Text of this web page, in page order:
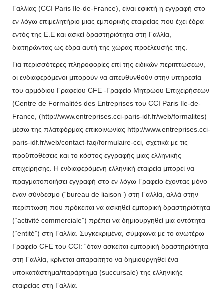
Γαλλίας (CCI Paris Ile-de-France), είναι εφικτή η εγγραφή στο
εν λόγω επιμελητήριο μιας εμπορικής εταιρείας που έχει έδρα
εντός της Ε.Ε και ασκεί δραστηριότητα στη Γαλλία,
διατηρώντας ως έδρα αυτή της χώρας προέλευσής της.
Για περισσότερες πληροφορίες επί της ειδικών περιπτώσεων,
οι ενδιαφερόμενοι μπορούν να απευθυνθούν στην υπηρεσία
του αρμόδιου Γραφείου CFE -Γραφείο Μητρώου Επιχειρήσεων
(Centre de Formalités des Entreprises του CCI Paris Ile-de-
France, (http://www.entreprises.cci-paris-idf.fr/web/formalites)
μέσω της πλατφόρμας επικοινωνίας http://www.entreprises.cci-
paris-idf.fr/web/contact-faq/formulaire-cci, σχετικά με τις
προϋποθέσεις και το κόστος εγγραφής μιας ελληνικής
επιχείρησης. Η ενδιαφερόμενη ελληνική εταιρεία μπορεί να
πραγματοποιήσει εγγραφή στο εν λόγω Γραφείο έχοντας μόνο
έναν σύνδεσμο (“bureau de liaison”) στη Γαλλία, αλλά στην
περίπτωση που πρόκειται να ασκηθεί εμπορική δραστηριότητα
(“activité commerciale”) πρέπει να δημιουργηθεί μια οντότητα
(“entité”) στη Γαλλία. Συγκεκριμένα, σύμφωνα με το ανωτέρω
Γραφείο CFE του CCI: “όταν ασκείται εμπορική δραστηριότητα
στη Γαλλία, κρίνεται απαραίτητο να δημιουργηθεί ένα
υποκατάστημα/παράρτημα (succursale) της ελληνικής
εταιρείας στη Γαλλία.